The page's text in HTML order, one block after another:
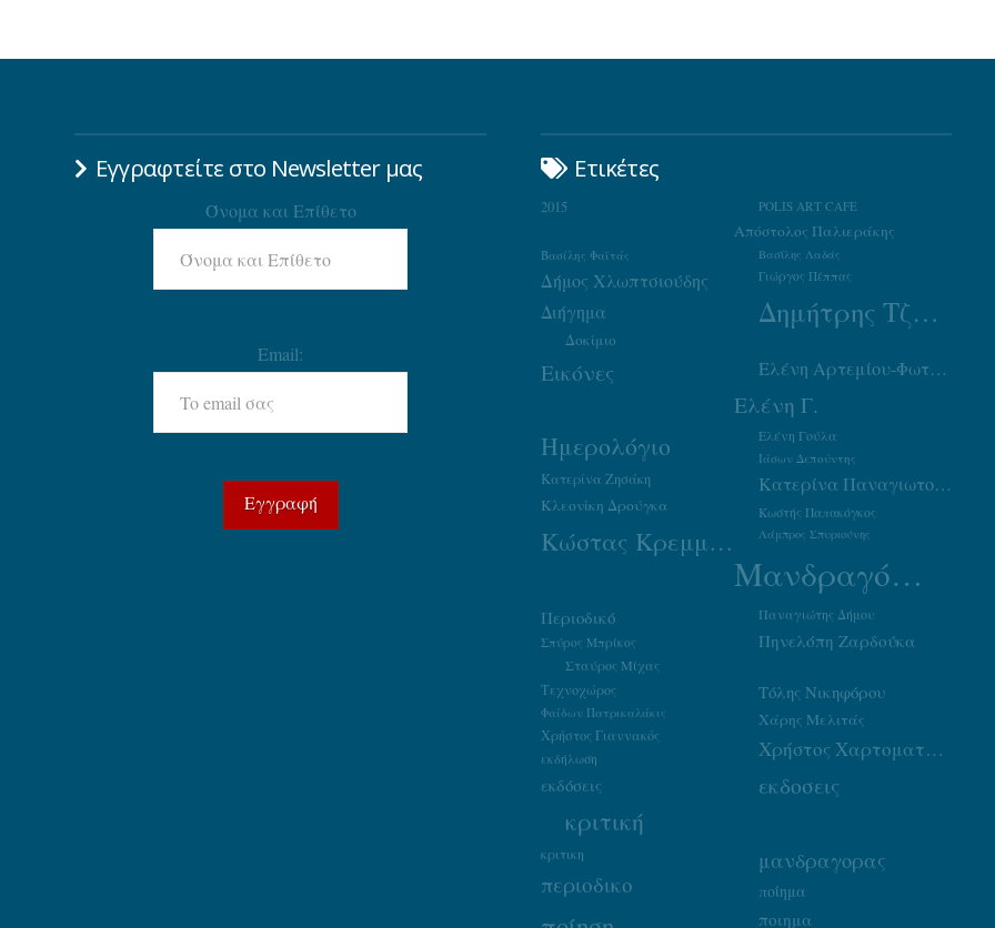
Εγγραφτείτε στο Newsletter μας
Όνομα και Επίθετο
Email:
Ετικέτες
2015 POLIS ART CAFE
Απόστολος Παλιεράκης
Βασίλης Λαδάς
Βασίλης Φαϊτάς
Γιώργος Πέππας
Δήμος Χλωπτσιούδης
Δημήτρης Τζουμάκας
Διήγημα
Δοκίμιο
Εικόνες Ελένη Αρτεμίου-Φωτιάδου
Ελένη Γ.
Ελένη Γούλα
Ημερολόγιο Ιάσων Δεπούντης
Κατερίνα Ζησάκη Κατερίνα Παναγιωτοπούλου
Κλεονίκη Δρούγκα Κωστής Παπακόγκος
Κώστας Κρεμμύδας Λάμπρος Σπυριούνης
Μανδραγόρας
Παναγιώτης Δήμου
Περιοδικό
Πηνελόπη Ζαρδούκα
Σπύρος Μπρίκος
Σταύρος Μίχας
Τεχνοχώρος
Τόλης Νικηφόρου
Φαίδων Πατρικαλάκις Χάρης Μελιτάς
Χρήστος Γιαννακός
Χρήστος Χαρτοματσίδης
εκδήλωση
εκδοσεις
εκδόσεις
κριτική
κριτικη μανδραγορας
περιοδικο ποίημα
ποιημα